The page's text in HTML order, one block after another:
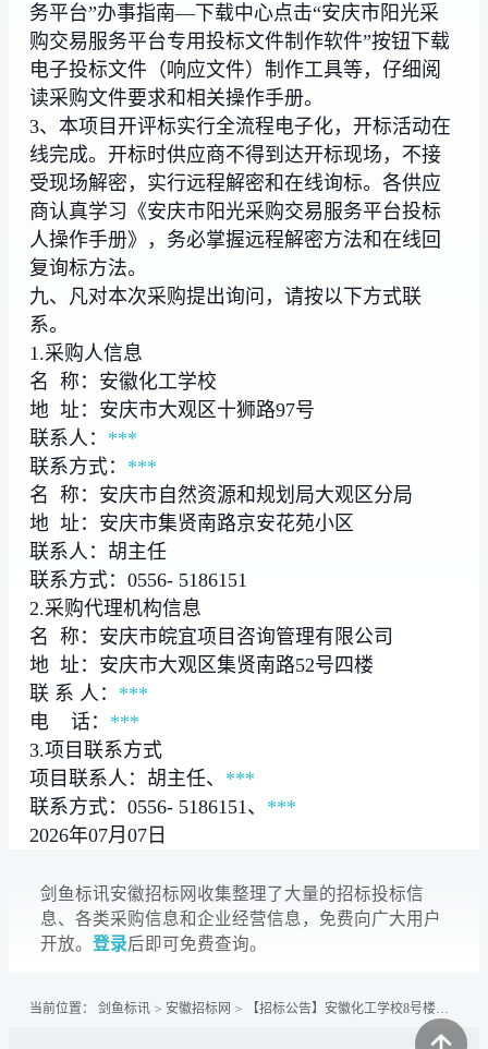
务平台”办事指南—下载中心点击“安庆市阳光采
购交易服务平台专用投标文件制作软件”按钮下载
电子投标文件（响应文件）制作工具等，仔细阅
读采购文件要求和相关操作手册。
3、本项目开评标实行全流程电子化，开标活动在
线完成。开标时供应商不得到达开标现场，不接
受现场解密，实行远程解密和在线询标。各供应
商认真学习《安庆市阳光采购交易服务平台投标
人操作手册》，务必掌握远程解密方法和在线回
复询标方法。
九、凡对本次采购提出询问，请按以下方式联
系。
1.采购人信息
名 称：安徽化工学校
地 址：安庆市大观区十狮路97号
联系人： ***
联系方式： ***
名 称：安庆市自然资源和规划局大观区分局
地 址：安庆市集贤南路京安花苑小区
联系人：胡主任
联系方式：0556- 5186151
2.采购代理机构信息
名 称：安庆市皖宜项目咨询管理有限公司
地 址：安庆市大观区集贤南路52号四楼
联 系 人： ***
电 话： ***
3.项目联系方式
项目联系人：胡主任、 ***
联系方式：0556- 5186151、 ***
2026年07月07日
剑鱼标讯安徽招标网收集整理了大量的招标投标信
息、各类采购信息和企业经营信息，免费向广大用户
开放。 登录后即可免费查询。
当前位置： 剑鱼标讯 > 安徽招标网 > 【招标公告】安徽化工学校8号楼西侧边坡滑坡地质灾害治理工程跟踪审计和竣工结算审计竞争性磋商公...